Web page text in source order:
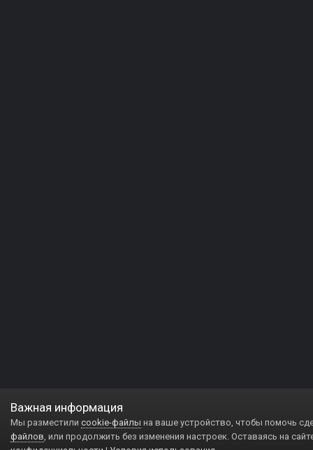
Важная информация
Мы разместили cookie-файлы на ваше устройство, чтобы помочь
файлов, или продолжить без изменения настроек. Оставаясь на